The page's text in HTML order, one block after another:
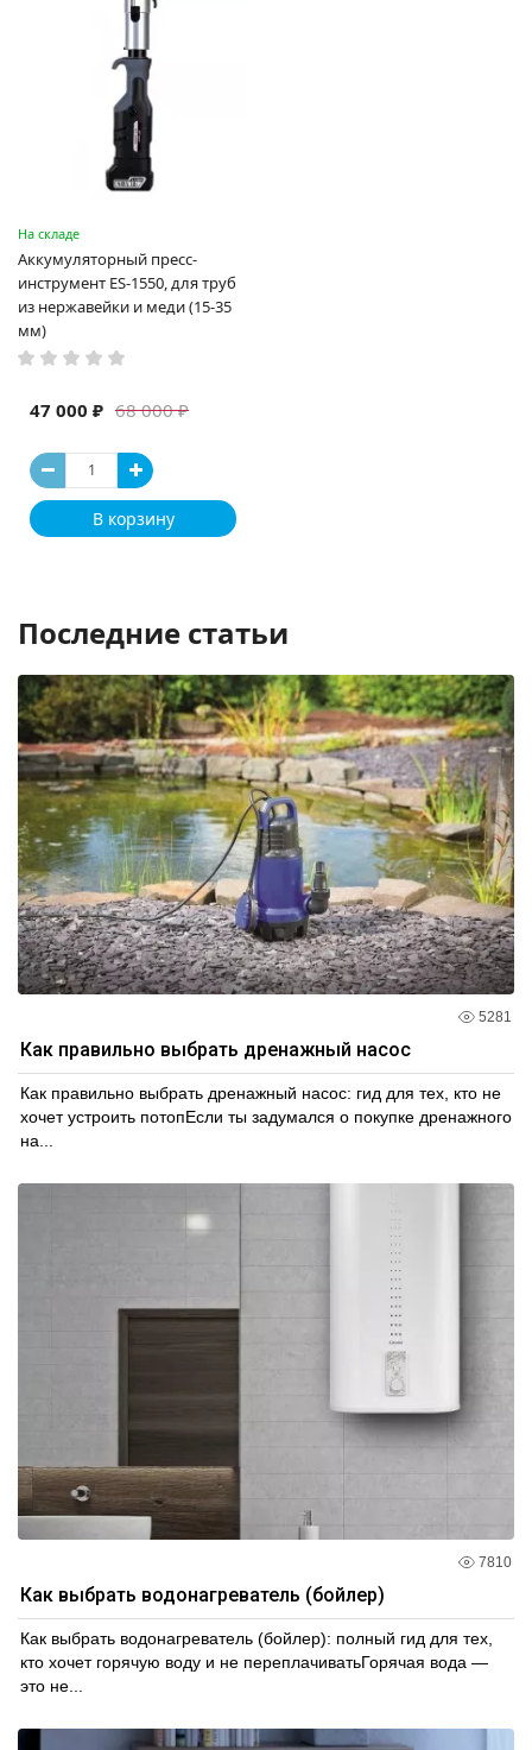
На складе
Аккумуляторный пресс-
инструмент ES-1550, для труб
из нержавейки и меди (15-35
мм)
68 000 ₽
47 000 ₽
В корзину
Последние статьи
5281
Как правильно выбрать дренажный насос
Как правильно выбрать дренажный насос: гид для тех, кто не
хочет устроить потопЕсли ты задумался о покупке дренажного
на...
7810
Как выбрать водонагреватель (бойлер)
Как выбрать водонагреватель (бойлер): полный гид для тех,
кто хочет горячую воду и не переплачиватьГорячая вода —
это не...